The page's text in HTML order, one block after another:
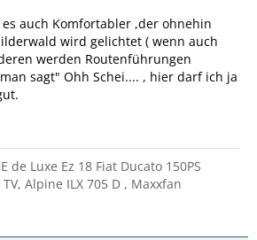
auch Komfortabler ,der ohnehin
wird gelichtet ( wenn auch
werden Routenführungen
sagt" Ohh Schei.... , hier darf ich ja
de Luxe Ez 18 Fiat Ducato 150PS
Alpine ILX 705 D , Maxxfan